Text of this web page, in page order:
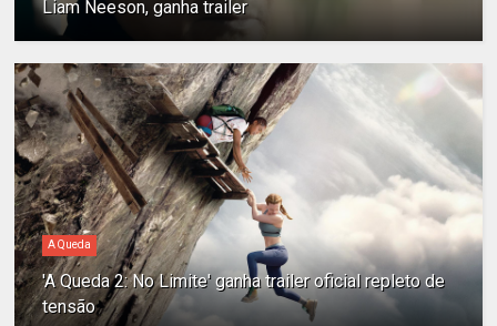
Liam Neeson, ganha trailer
A Queda
'A Queda 2: No Limite' ganha trailer oficial repleto de
tensão